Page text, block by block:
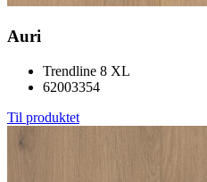
Auri
Trendline 8 XL
62003354
Til produktet